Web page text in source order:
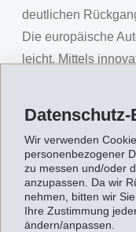
Wir verwenden
personenbezogener
zu messen und/oder
anzupassen. Da wir
nehmen, bitten wir
Ihre Zustimmung
ändern/anpassen.
deutlichen
Die europäische
leicht. Mittels
Seit Anfang Jahr
sind. Im August traf
amerikanischen